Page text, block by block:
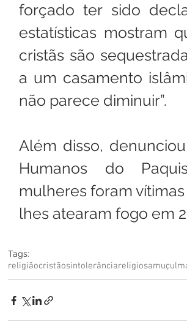
forçado ter sido
estatísticas mostram
cristãs são
a um casamento
não parece diminuir”.
Além disso,
Humanos do
mulheres foram
lhes atearam fogo em
Tags:
religiãocristãosintolerânciareligiosa